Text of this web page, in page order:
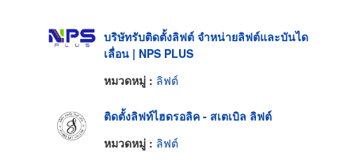
บริษัทรับติดตั้งลิฟต์ จำหน่ายลิฟต์และบันได
เลื่อน | NPS PLUS
หมวดหมู่ : ลิฟต์
ติดตั้งลิฟท์ไฮดรอลิค - สเตเบิล ลิฟต์
หมวดหมู่ : ลิฟต์